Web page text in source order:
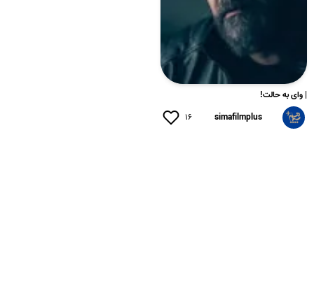
| وای به حالت!
simafilmplus
۱۶